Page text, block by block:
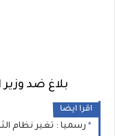
بلاغ ضد
اقرا ايضا
رسميا : تغير نظام